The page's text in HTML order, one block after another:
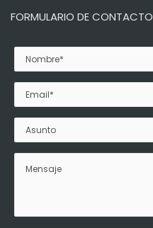
FORMULARIO DE CONTACTO